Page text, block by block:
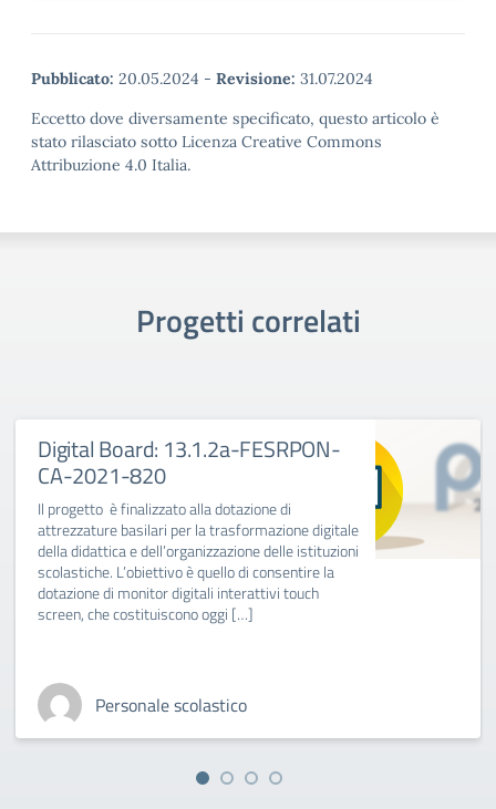
Pubblicato: 20.05.2024 - Revisione: 31.07.2024
Eccetto dove diversamente specificato, questo articolo è
stato rilasciato sotto Licenza Creative Commons
Attribuzione 4.0 Italia.
Progetti correlati
Digital Board: 13.1.2a-FESRPON-
CA-2021-820
Il progetto è finalizzato alla dotazione di
attrezzature basilari per la trasformazione digitale
della didattica e dell’organizzazione delle istituzioni
scolastiche. L’obiettivo è quello di consentire la
dotazione di monitor digitali interattivi touch
screen, che costituiscono oggi […]
Personale scolastico